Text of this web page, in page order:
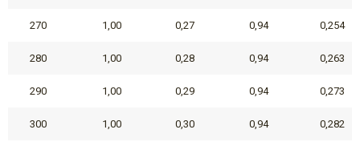
270 1,00 0,27 0,94 0,254
280 1,00 0,28 0,94 0,263
290 1,00 0,29 0,94 0,273
300 1,00 0,30 0,94 0,282